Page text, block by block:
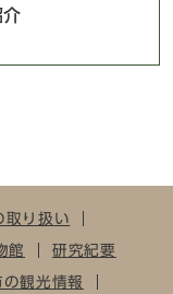
取り扱い
館 研究紀要
観光情報